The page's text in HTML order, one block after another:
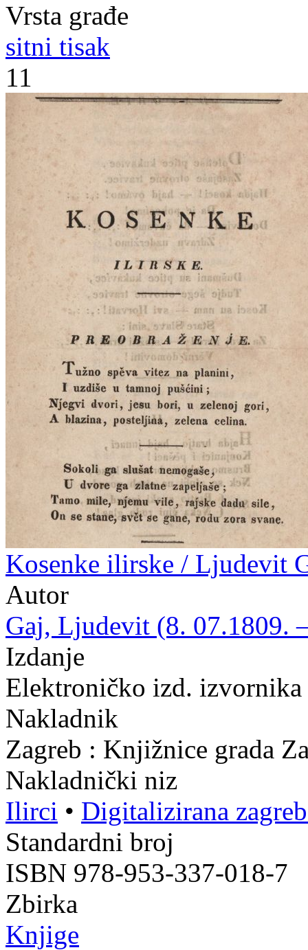
Vrsta građe
sitni tisak
11
Kosenke ilirske / Ljudevit
Autor
Gaj, Ljudevit (8. 07.1809.
Izdanje
Elektroničko izd.
Nakladnik
Zagreb : Knjižnice grada
Nakladnički niz
Ilirci • Digitalizirana
Standardni broj
ISBN 978-953-337-018-7
Zbirka
Knjige